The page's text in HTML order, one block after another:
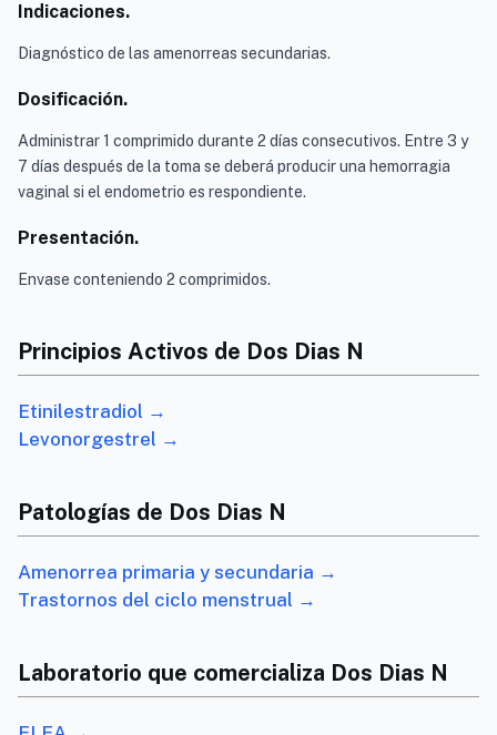
Indicaciones.
Diagnóstico de las amenorreas secundarias.
Dosificación.
Administrar 1 comprimido durante 2 días consecutivos. Entre 3 y
7 días después de la toma se deberá producir una hemorragia
vaginal si el endometrio es respondiente.
Presentación.
Envase conteniendo 2 comprimidos.
Principios Activos de Dos Dias N
Etinilestradiol →
Levonorgestrel →
Patologías de Dos Dias N
Amenorrea primaria y secundaria →
Trastornos del ciclo menstrual →
Laboratorio que comercializa Dos Dias N